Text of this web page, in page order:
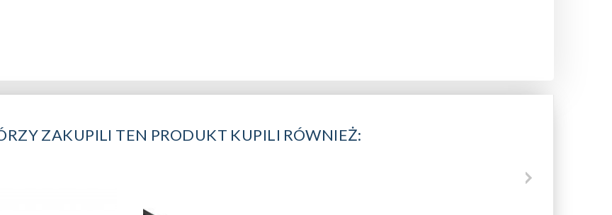
ZAKUPILI TEN PRODUKT KUPILI RÓWNIEŻ: